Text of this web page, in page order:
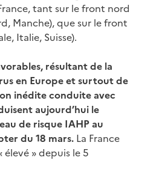
tant sur le front nord
Manche), que sur le front
Italie, Suisse).
résultant de la
en Europe et surtout de
inédite conduite avec
aujourd’hui le
de risque IAHP au
du 18 mars. La France
élevé »depuis le 5